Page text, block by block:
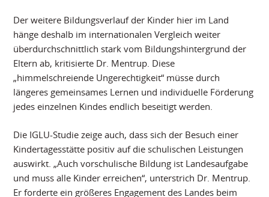
Der weitere Bildungsverlauf der Kinder hier im Land
hänge deshalb im internationalen Vergleich weiter
überdurchschnittlich stark vom Bildungshintergrund der
Eltern ab, kritisierte Dr. Mentrup. Diese
„himmelschreiende Ungerechtigkeit“ müsse durch
längeres gemeinsames Lernen und individuelle Förderung
jedes einzelnen Kindes endlich beseitigt werden.
Die IGLU-Studie zeige auch, dass sich der Besuch einer
Kindertagesstätte positiv auf die schulischen Leistungen
auswirkt. „Auch vorschulische Bildung ist Landesaufgabe
und muss alle Kinder erreichen“, unterstrich Dr. Mentrup.
Er forderte ein größeres Engagement des Landes beim